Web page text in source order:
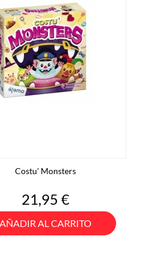
Costu' Monsters
Precio
21,95 €
AÑADIR AL CARRITO